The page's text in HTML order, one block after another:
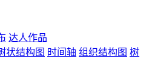
达人作品
状结构图 时间轴 组织结构图 树